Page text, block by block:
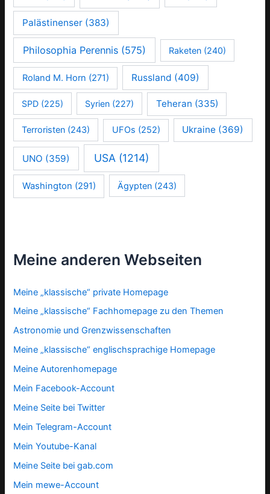
Palästinenser (383)
Philosophia Perennis (575) Raketen(240)
Roland M. Horn (271) Russland (409)
SPD (225) Syrien (227) Teheran (335)
Terroristen (243) UFOs (252) Ukraine (369)
UNO (359) USA (1214)
Washington (291) Ägypten (243)
Meine anderen Webseiten
Meine „klassische“ private Homepage
Meine „klassische“ Fachhomepage zu den Themen
Astronomie und Grenzwissenschaften
Meine „klassische“ englischsprachige Homepage
Meine Autorenhomepage
Mein Facebook-Account
Meine Seite bei Twitter
Mein Telegram-Account
Mein Youtube-Kanal
Meine Seite bei gab.com
Mein mewe-Account